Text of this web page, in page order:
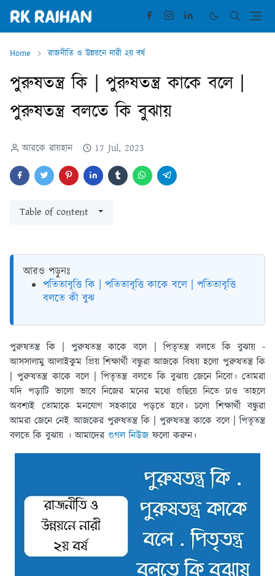
Home রাজনীতি ও উন্নয়নে নারী ২য় বর্ষ
পুরুষতন্ত্র কি | পুরুষতন্ত্র কাকে বলে |
পুরুষতন্ত্র বলতে কি বুঝায়
আরকে রায়হান 17 Jul, 2023
Table of content
আরও পড়ুনঃ
পতিতাবৃত্তি কি | পতিতাবৃত্তি কাকে বলে | পতিতাবৃত্তি
বলতে কী বুঝ
পুরুষতন্ত্র কি | পুরুষতন্ত্র কাকে বলে | পিতৃতন্ত্র বলতে কি বুঝায় -
আসসালামু আলাইকুম প্রিয় শিক্ষার্থী বন্ধুরা আজকে বিষয় হলো পুরুষতন্ত্র কি
| পুরুষতন্ত্র কাকে বলে | পিতৃতন্ত্র বলতে কি বুঝায় জেনে নিবো। তোমরা
যদি পড়াটি ভালো ভাবে নিজের মনের মধ্যে গুছিয়ে নিতে চাও তাহলে
অবশ্যই তোমাকে মনযোগ সহকারে পড়তে হবে। চলো শিক্ষার্থী বন্ধুরা
আমরা জেনে নেই আজকের পুরুষতন্ত্র কি | পুরুষতন্ত্র কাকে বলে | পিতৃতন্ত্র
বলতে কি বুঝায় । আমাদের গুগল নিউজ ফলো করুন।